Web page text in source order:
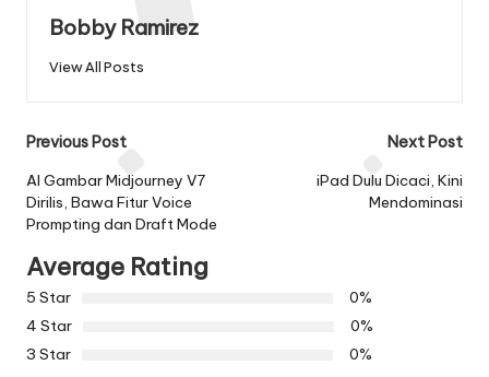
Bobby Ramirez
View All Posts
Post
navigation
Previous Post
AI Gambar Midjourney V7
Dirilis, Bawa Fitur Voice
Prompting dan Draft Mode
Next Post
iPad Dulu Dicaci, Kini
Mendominasi
Average Rating
5 Star
0%
4 Star
0%
3 Star
0%